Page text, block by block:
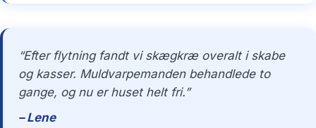
“Efter flytning fandt vi skægkræ overalt i skabe
og kasser. Muldvarpemanden behandlede to
gange, og nu er huset helt fri.”
– Lene